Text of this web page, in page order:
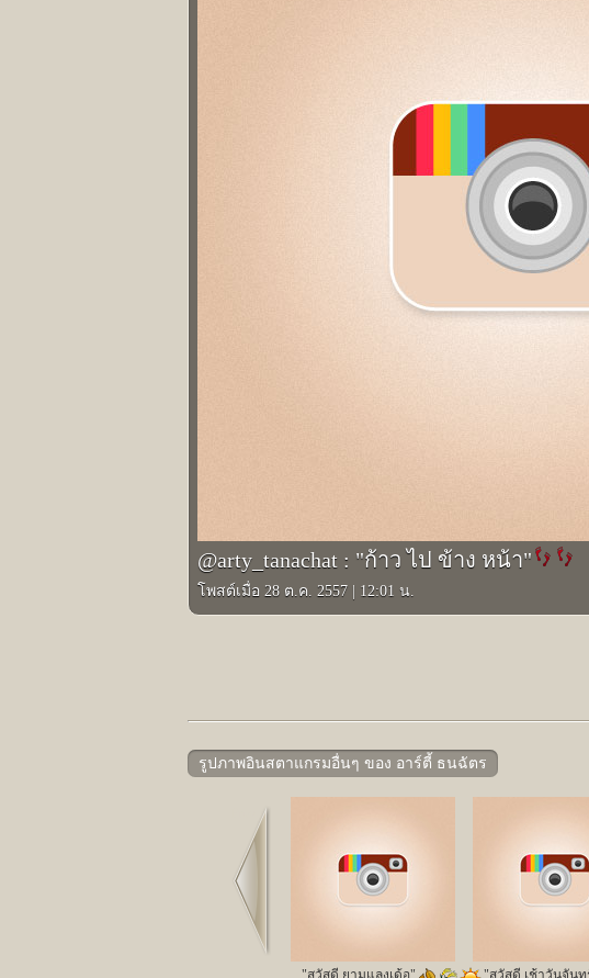
@arty_tanachat : "ก้าว ไป ข้าง หน้า"
โพสต์เมื่อ 28 ต.ค. 2557 12:01 น.
รูปภาพอินสตาแกรมอื่นๆ ของ อาร์ตี้ ธนฉัตร
"สวัสดี ยามแลงเด้อ" "สวัสดี เช้าวันจันท